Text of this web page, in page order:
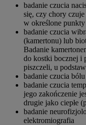
badanie czucia
się, czy chory czuje
w określone
badanie czucia
(kamertonu) lub
Badanie
do kostki bocznej i
piszczeli, u
badanie czucia
badanie czucia
jego zakończenie
drugie jako ciepłe
badanie
elektromiografia